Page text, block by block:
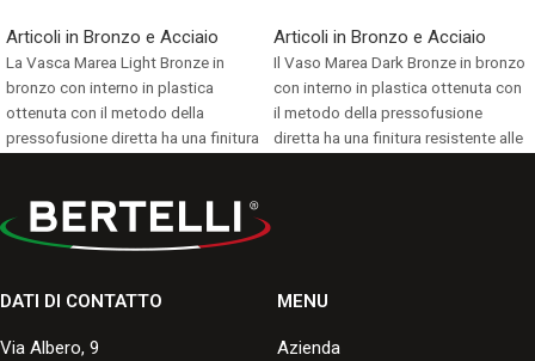
Articoli in Bronzo e Acciaio
La Vasca Marea Light Bronze in
bronzo con interno in plastica
ottenuta con il metodo della
pressofusione diretta ha una finitura
scoloramento, con una buona
durata negli anni.
Articoli in Bronzo e Acciaio
Il Vaso Marea Dark Bronze in bronzo
con interno in plastica ottenuta con
il metodo della pressofusione
diretta ha una finitura resistente alle
DATI DI CONTATTO
Via Albero, 9
MENU
Azienda